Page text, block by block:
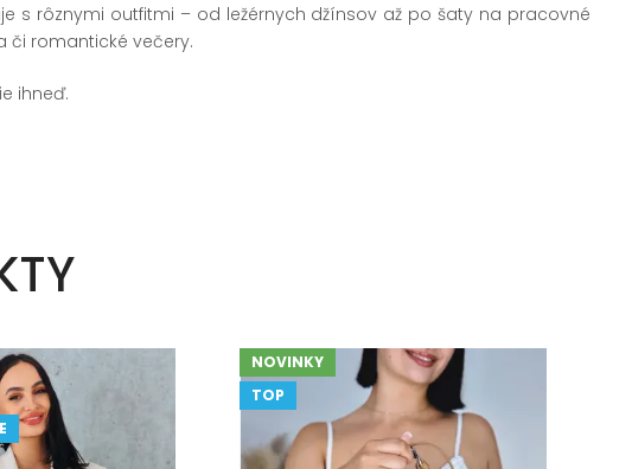
s rôznymi outfitmi – od ležérnych džínsov až po šaty na pracovné
či romantické večery.
ihneď.
NOVINKY
TOP